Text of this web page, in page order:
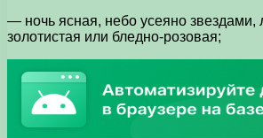
— ночь ясная, небо усеяно звездами,
золотистая или бледно-розовая;